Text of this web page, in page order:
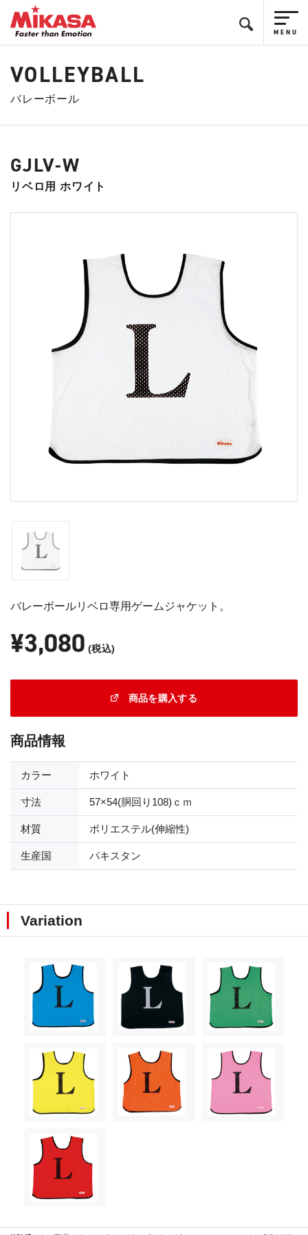
VOLLEYBALL
バレーボール
GJLV-W
リベロ用 ホワイト
バレーボールリベロ専用ゲームジャケット。
¥3,080 (税込)
商品を購入する
商品情報
カラー ホワイト
寸法 57×54(胴回り108)ｃｍ
材質 ポリエステル(伸縮性)
生産国 パキスタン
Variation